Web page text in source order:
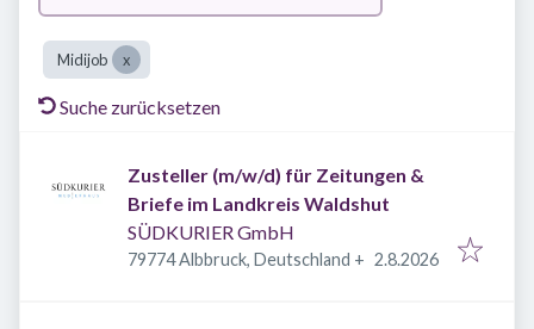
Midijob
Suche zurücksetzen
Zusteller (m/w/d) für Zeitungen &
Briefe im Landkreis Waldshut
SÜDKURIER GmbH
79774 Albbruck, Deutschland + Veröffentlicht
2.8.2026